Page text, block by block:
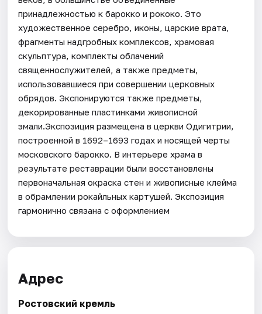
принадлежностью к барокко и рококо. Это
художественное серебро, иконы, царские врата,
фрагменты надгробных комплексов, храмовая
скульптура, комплекты облачений
священнослужителей, а также предметы,
использовавшиеся при совершении церковных
обрядов. Экспонируются также предметы,
декорированные пластинками живописной
эмали.Экспозиция размещена в церкви Одигитрии,
построенной в 1692–1693 годах и носящей черты
московского барокко. В интерьере храма в
результате реставрации были восстановлены
первоначальная окраска стен и живописные клейма
в обрамлении рокайльных картушей. Экспозиция
гармонично связана с оформлением
Адрес
Ростовский кремль